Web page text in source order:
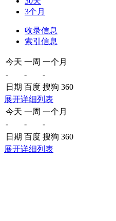
3个月
收录信息
索引信息
今天 一周 一个月
-
-
-
日期 百度 搜狗 360
展开详细列表
今天 一周 一个月
-
-
-
日期 百度 搜狗 360
展开详细列表